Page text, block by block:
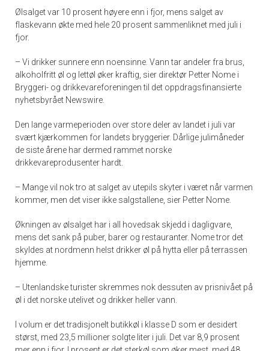
Ølsalget var 10 prosent høyere enn i fjor, mens salget av
flaskevann økte med hele 20 prosent sammenliknet med juli i
fjor.
– Vi drikker sunnere enn noensinne. Vann tar andeler fra brus,
alkoholfritt øl og lettøl øker kraftig, sier direktør Petter Nome i
Bryggeri- og drikkevareforeningen til det oppdragsfinansierte
nyhetsbyrået Newswire.
Den lange varmeperioden over store deler av landet i juli var
svært kjærkommen for landets bryggerier. Dårlige julimåneder
de siste årene har dermed rammet norske
drikkevareprodusenter hardt.
– Mange vil nok tro at salget av utepils skyter i været når varmen
kommer, men det viser ikke salgstallene, sier Petter Nome.
Økningen av ølsalget har i all hovedsak skjedd i dagligvare,
mens det sank på puber, barer og restauranter. Nome tror det
skyldes at nordmenn helst drikker øl på hytta eller på terrassen
hjemme.
– Utenlandske turister skremmes nok dessuten av prisnivået på
øl i det norske utelivet og drikker heller vann.
I volum er det tradisjonelt butikkøl i klasse D som er desidert
størst, med 23,5 millioner solgte liter i juli. Det var 8,9 prosent